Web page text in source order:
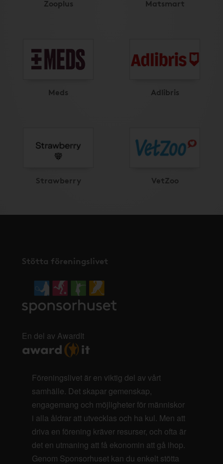
Zooplus Matsmart
Meds Adlibris
Strawberry VetZoo
Stötta föreningslivet
En del av AwardIt
Föreningslivet är en viktig del av vårt
samhälle. Det skapar gemenskap,
engagemang och möjligheter för människor
i alla åldrar att utvecklas och ha kul. Men att
driva en förening kräver resurser, och ofta är
det en utmaning att få ekonomin att gå ihop.
Genom Sponsorhuset kan du enkelt stötta